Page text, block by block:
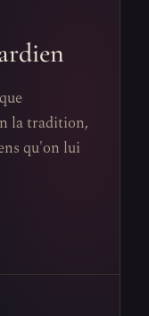
la tradition,
qu'on lui